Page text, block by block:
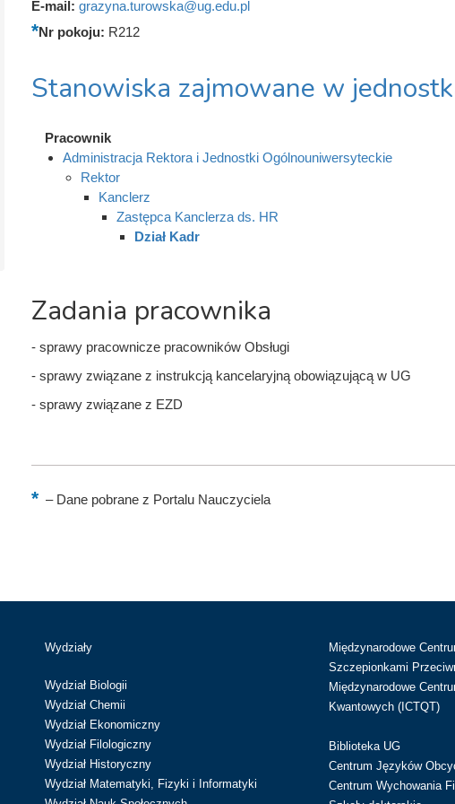
E-mail: grazyna.turowska@ug.edu.pl
Nr pokoju: R212
Stanowiska zajmowane w
Pracownik
Administracja Rektora i Jednostki Ogólnouniwersyteckie
Rektor
Kanclerz
Zastępca Kanclerza ds. HR
Dział Kadr
Zadania pracownika
- sprawy pracownicze pracowników Obsługi
- sprawy związane z instrukcją kancelaryjną obowiązującą w UG
- sprawy związane z EZD
–Dane pobrane z Portalu Nauczyciela
Wydziały
Wydział Biologii
Wydział Chemii
Wydział Ekonomiczny
Wydział Filologiczny
Wydział Historyczny
Wydział Matematyki, Fizyki i Informatyki
Międzynarodowe
Szczepionkami
Międzynarodowe
Kwantowych (ICTQT)
Biblioteka UG
Centrum Języków
Centrum Wychowania